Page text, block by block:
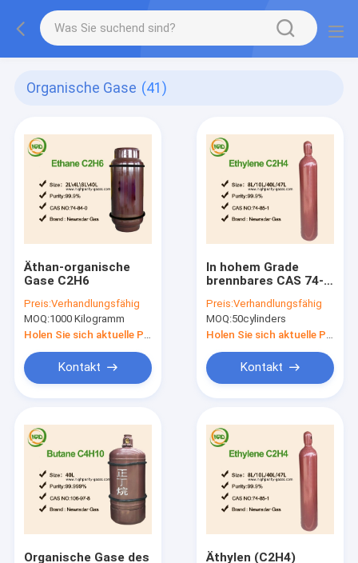
Organische Gase (41)
Äthan-organische
Gase C2H6
Preis:Verhandlungsfähig
MOQ:1000 Kilogramm
Kontakt
In hohem Grade
brennbares CAS 74-
Preis:Verhandlungsfähig
MOQ:50cylinders
Kontakt
Organische Gase des
Äthylen (C2H4)